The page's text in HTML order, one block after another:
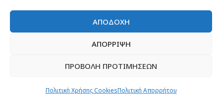
ΑΠΟΔΟΧΗ
ΑΠΟΡΡΙΨΗ
ΠΡΟΒΟΛΗ ΠΡΟΤΙΜΗΣΕΩΝ
Πολιτική Χρήσης CookiesΠολιτική Απορρήτου
Newsletter
“H μόνη επένδυση από την οποία δεν έχεις